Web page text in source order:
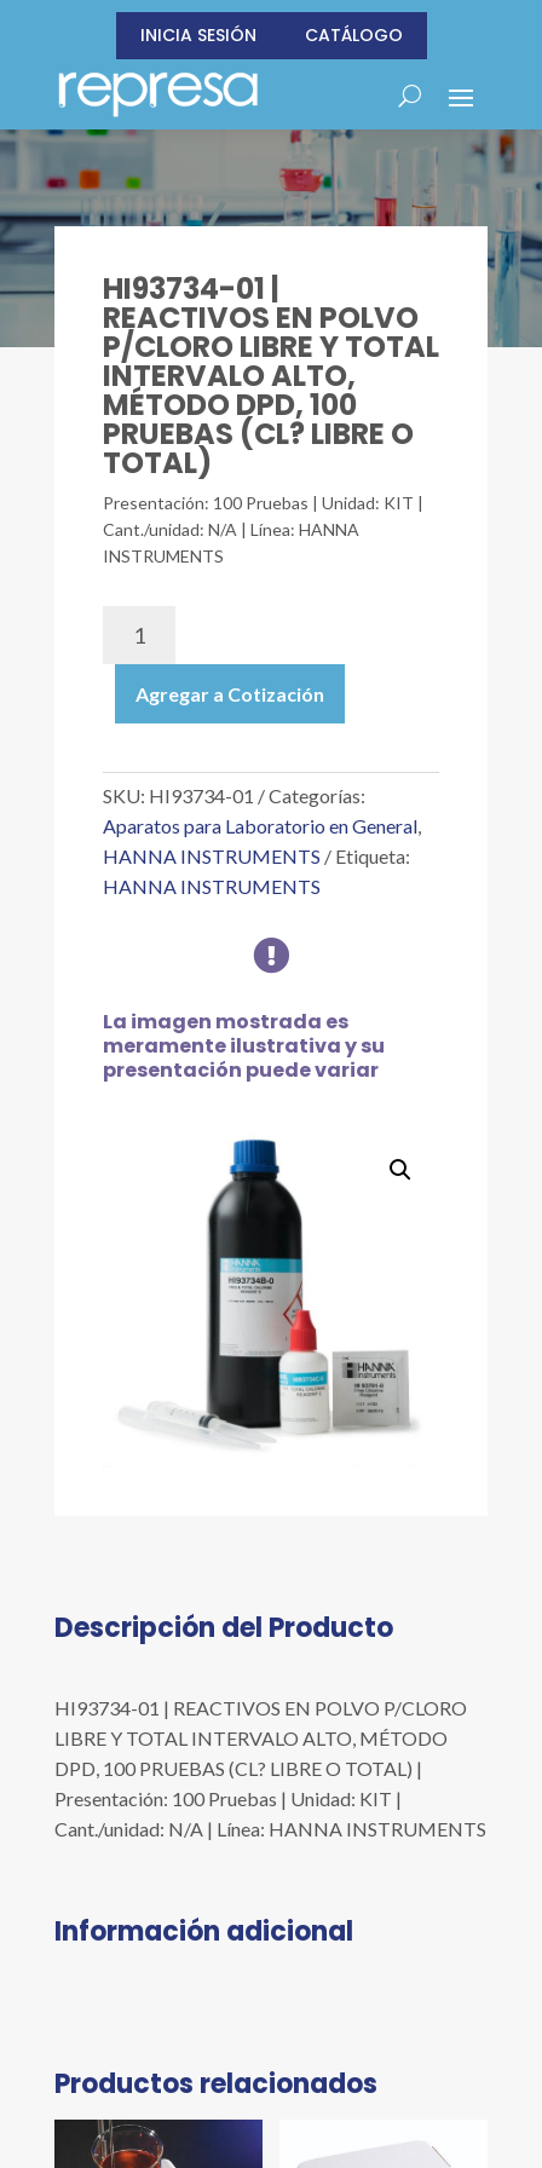
INICIA SESIÓN CATÁLOGO
HI93734-01 |
REACTIVOS EN POLVO
P/CLORO LIBRE Y TOTAL
INTERVALO ALTO,
MÉTODO DPD, 100
PRUEBAS (CL? LIBRE O
TOTAL)
Presentación: 100 Pruebas | Unidad: KIT |
Cant./unidad: N/A | Línea: HANNA
INSTRUMENTS
REACTIVOS
EN
P/CLORO
Y
TOTAL
INTERVALO
100
PRUEBAS
(CL?
Agregar a Cotización
SKU: HI93734-01
Categorías:
Aparatos para Laboratorio en General,
HANNA INSTRUMENTS
Etiqueta:
HANNA INSTRUMENTS

La imagen mostrada es
meramente ilustrativa y su
presentación puede variar
Descripción del Producto
HI93734-01 | REACTIVOS EN POLVO P/CLORO
LIBRE Y TOTAL INTERVALO ALTO, MÉTODO
DPD, 100 PRUEBAS (CL? LIBRE O TOTAL) |
Presentación: 100 Pruebas | Unidad: KIT |
Cant./unidad: N/A | Línea: HANNA INSTRUMENTS
Información adicional
Productos relacionados